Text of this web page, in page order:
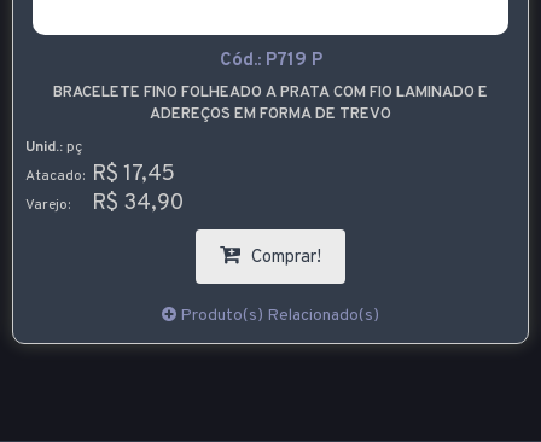
Cód.: P719 P
BRACELETE FINO FOLHEADO A PRATA COM FIO LAMINADO E
ADEREÇOS EM FORMA DE TREVO
Unid.: pç
Atacado: R$ 17,45
Varejo: R$ 34,90
Comprar!
Produto(s) Relacionado(s)